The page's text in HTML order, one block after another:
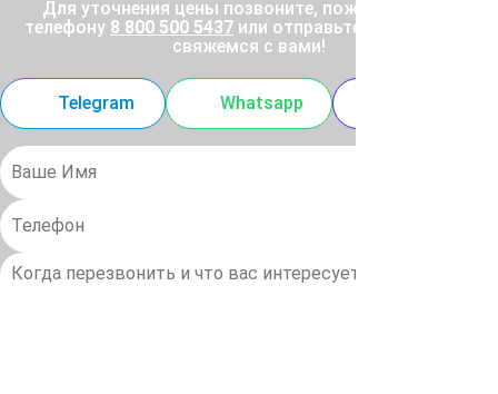
Для уточнения цены позвоните, пожалуйста, по
телефону 8 800 500 5437 или отправьте заявку, и мы
свяжемся с вами!
Telegram Whatsapp